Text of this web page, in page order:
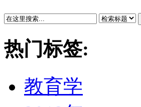
热门标签:
教育学